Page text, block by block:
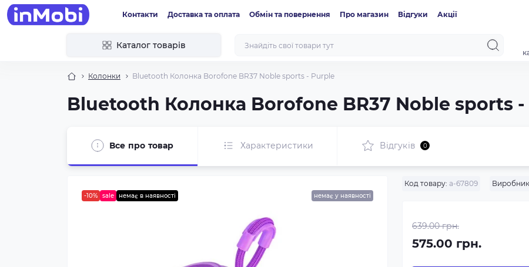
Контакти Доставка та оплата Обмін та повернення Про магазин Відгуки Акції
Каталог товарів
Колонки Bluetooth Колонка Borofone BR37 Noble sports - Purple
Bluetooth Колонка Borofone BR37 Noble sports
Все про товар Характеристики Відгуків 0
-10% sale немає в наявності немає у наявності
Код товару: a-67809
639.00 грн.
575.00 грн.